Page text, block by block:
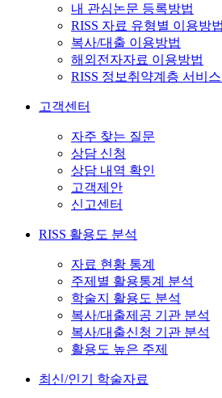
내 관심논문 등록방법
RISS 자료 유형별 이용방법
복사/대출 이용방법
해외전자자료 이용방법
RISS 정보취약계층 서비
고객센터
자주 찾는 질문
상담 신청
상담 내역 확인
고객제안
신고센터
RISS 활용도 분석
자료 현황 통계
주제별 활용통계 분석
학술지 활용도 분석
복사/대출제공 기관 분석
복사/대출신청 기관 분석
활용도 높은 주제
최신/인기 학술자료